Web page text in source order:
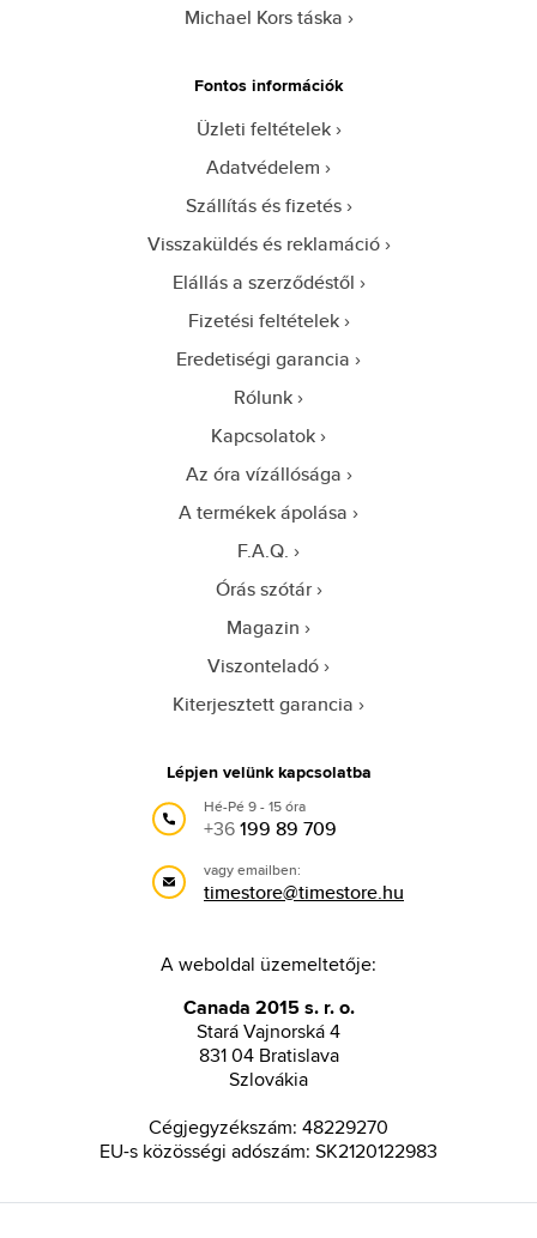
Michael Kors táska
Fontos információk
Üzleti feltételek
Adatvédelem
Szállítás és fizetés
Visszaküldés és reklamáció
Elállás a szerződéstől
Fizetési feltételek
Eredetiségi garancia
Rólunk
Kapcsolatok
Az óra vízállósága
A termékek ápolása
F.A.Q.
Órás szótár
Magazin
Viszonteladó
Kiterjesztett garancia
Lépjen velünk kapcsolatba
Hé-Pé 9 - 15 óra
+36199 89 709
vagy emailben:
timestore@timestore.hu
A weboldal üzemeltetője:
Canada 2015 s. r. o.
Stará Vajnorská 4
831 04 Bratislava
Szlovákia
Cégjegyzékszám: 48229270
EU-s közösségi adószám: SK2120122983